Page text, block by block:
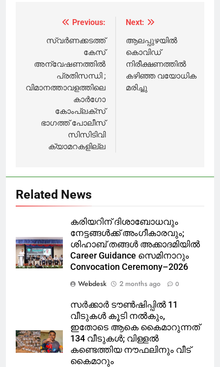
അഞ്ചുപേര്‍
navigation
Previous:
സ്വർണക്കടത്ത്
കേസ്
അന്വേഷണത്തിൽ
പ്രതിസന്ധി ;
വിമാനത്താവളത്തിലെ
കാർഗോ
കോംപ്ലക്സ്
ഭാഗത്ത് പോലീസ്
സിസിടിവി
ക്യാമറകളില്ല
Next:
ആലപ്പുഴയില്‍
കൊവിഡ്
നിരീക്ഷണത്തില്‍
കഴിഞ്ഞ വയോധിക
മരിച്ചു
Related News
കരിയറിന് ദിശാബോധവും
നേട്ടങ്ങൾക്ക് അംഗീകാരവും;
ശിഹാബ് തങ്ങൾ അക്കാദമിയിൽ
Career Guidance സെമിനാറും
Convocation Ceremony–2026
Webdesk
2 months ago 0
സർക്കാർ ടൗൺഷിപ്പിൽ 11
വീടുകൾ കൂടി നൽകും,
ഇതോടെ ആകെ കൈമാറുന്നത്
134 വീടുകൾ; വിള്ളൽ
കണ്ടെത്തിയ നൗഫലിനും വീട്
കൈമാറും